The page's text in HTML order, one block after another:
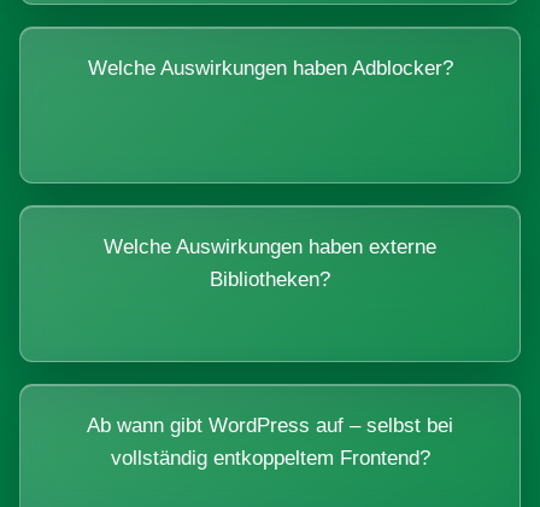
Welche Auswirkungen haben Adblocker?
Welche Auswirkungen haben externe
Bibliotheken?
Ab wann gibt WordPress auf – selbst bei
vollständig entkoppeltem Frontend?